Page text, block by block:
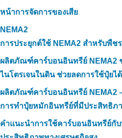
หน้าการจัดการของเสีย
NEMA2
การประยุกต์ใช้ NEMA2 สำหรับพืช
ผลิตภัณฑ์คาร์บอนอินทรีย์ NEMA2
ไนโตรเจนในดิน ช่วยลดการใช้ปุ๋ยไ
ผลิตภัณฑ์คาร์บอนอินทรีย์ NEMA2
การทำปุ๋ยหมักอินทรีย์ที่มีประสิทธิภ
คำแนะนำการใช้คาร์บอนอินทรีย์กั